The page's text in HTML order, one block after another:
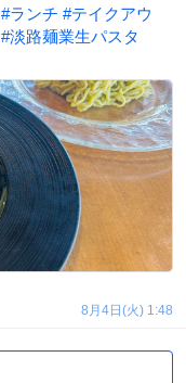
#ランチ #テイクアウ
#淡路麺業生パスタ
8月4日(火) 1:48